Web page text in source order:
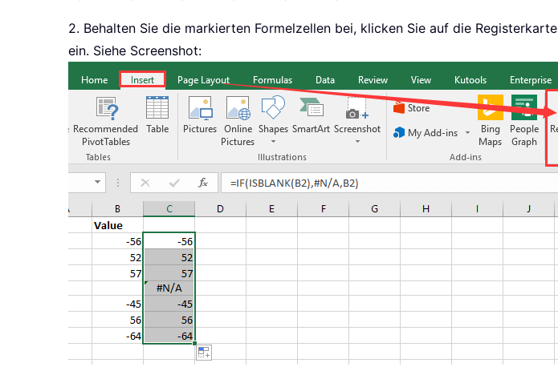
2. Behalten Sie die markierten Formelzellen bei, klicken Sie auf die Registerkarte
ein. Siehe Screenshot: